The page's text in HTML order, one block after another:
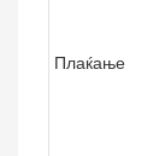
Плаќање